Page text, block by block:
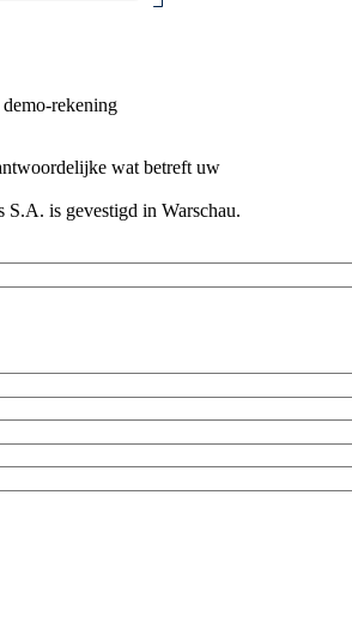
rekening
wat betreft uw
is gevestigd in Warschau.